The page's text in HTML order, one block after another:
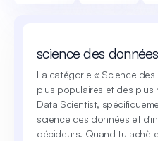
science des données
La catégorie « Science
plus populaires et des plus
Data Scientist,
science des données et
décideurs. Quand tu